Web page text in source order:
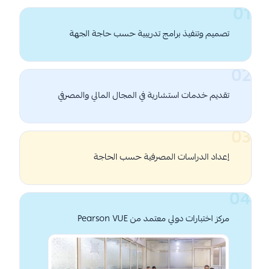
تصميم وتنفيذ برامج تدريبية حسب حاجة الجهة
تقديم خدمات استشارية في المجال المالي والمصرفي
إعداد الدراسات المصرفية حسب الحاجة
مركز اختبارات دولي معتمد من Pearson VUE